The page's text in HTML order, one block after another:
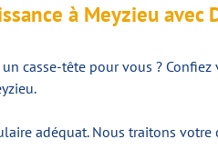
à Meyzieu avec
casse-tête pour vous ?
adéquat. Nous traitons votre